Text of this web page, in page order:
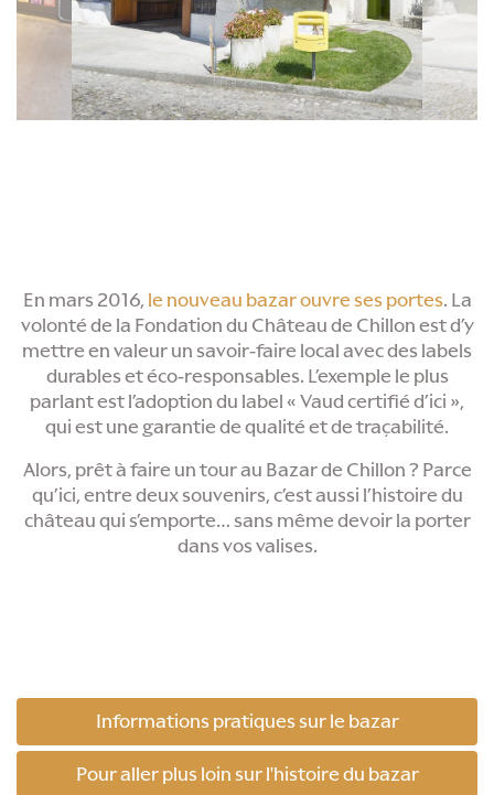
En mars 2016, le nouveau bazar ouvre ses portes. La
volonté de la Fondation du Château de Chillon est d’y
mettre en valeur un savoir-faire local avec des labels
durables et éco-responsables. L’exemple le plus
parlant est l’adoption du label « Vaud certifié d’ici »,
qui est une garantie de qualité et de traçabilité.
Alors, prêt à faire un tour au Bazar de Chillon ? Parce
qu’ici, entre deux souvenirs, c’est aussi l’histoire du
château qui s’emporte… sans même devoir la porter
dans vos valises.
Informations pratiques sur le bazar
Pour aller plus loin sur l'histoire du bazar